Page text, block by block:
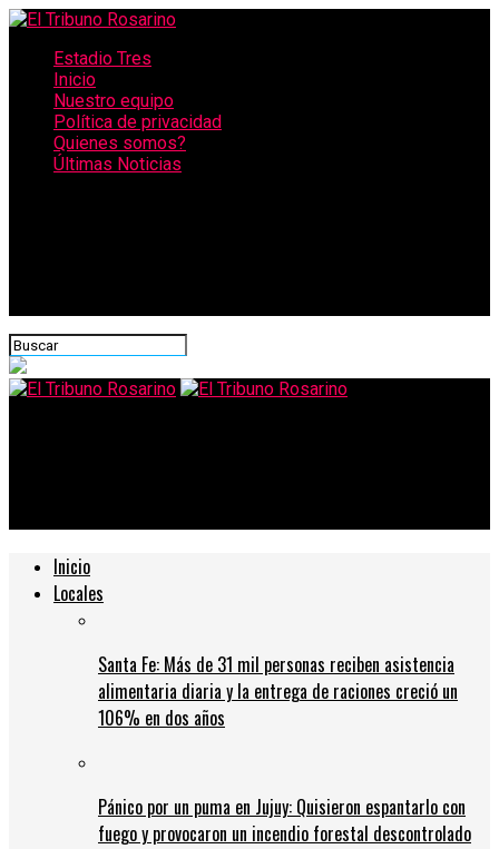
Estadio Tres
Inicio
Nuestro equipo
Política de privacidad
Quienes somos?
Últimas Noticias
Inicio
Locales
Santa Fe: Más de 31 mil personas reciben asistencia
alimentaria diaria y la entrega de raciones creció un
106% en dos años
Pánico por un puma en Jujuy: Quisieron espantarlo con
fuego y provocaron un incendio forestal descontrolado